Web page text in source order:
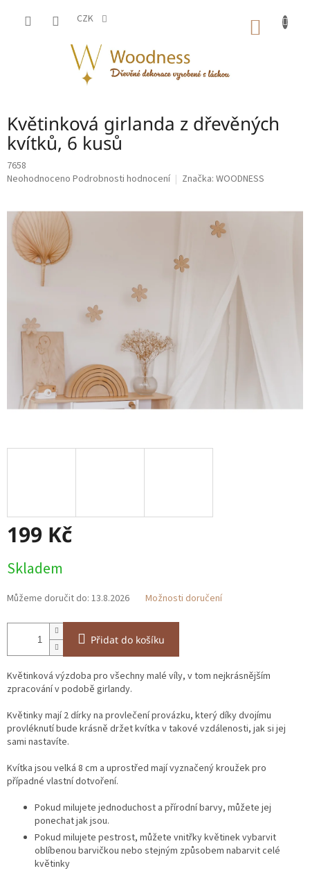
CZK
Květinková girlanda z dřevěných
kvítků, 6 kusů
7658
Průměrné
je
hvězdiček.
Neohodnoceno Podrobnosti hodnocení Značka: WOODNESS
199 Kč
cena:
Skladem
Můžeme doručit do: 13.8.2026 Možnosti doručení
Přidat do košíku
Květinková výzdoba pro všechny malé víly, v tom nejkrásnějším
zpracování v podobě girlandy.
Květinky mají 2 dírky na provlečení provázku, který díky dvojímu
provléknutí bude krásně držet kvítka v takové vzdálenosti, jak si jej
sami nastavíte.
Kvítka jsou velká 8 cm a uprostřed mají vyznačený kroužek pro
případné vlastní dotvoření.
Pokud milujete jednoduchost a přírodní barvy, můžete jej
ponechat jak jsou.
Pokud milujete pestrost, můžete vnitřky květinek vybarvit
oblíbenou barvičkou nebo stejným způsobem nabarvit celé
květinky